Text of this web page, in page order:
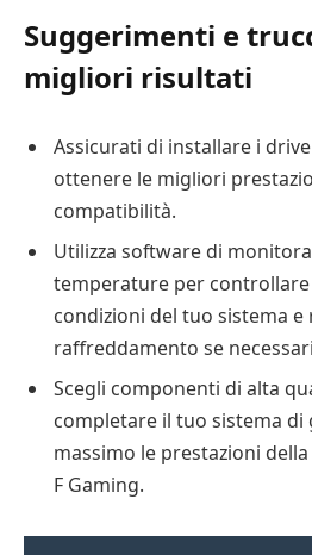
Suggerimenti e
migliori risultati
Assicurati di installare i
ottenere le migliori
compatibilità.
Utilizza software di
temperature per
condizioni del tuo sistema
raffreddamento se
Scegli componenti di alta
completare il tuo sistema di
massimo le prestazioni della
F Gaming.